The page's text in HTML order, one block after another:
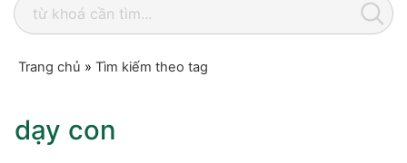
Trang chủ » Tìm kiếm theo tag
dạy con